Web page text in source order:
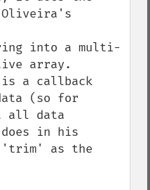
Oliveira's
into a multi-
array.
is a callback
(so for
all data
in his
'trim' as the